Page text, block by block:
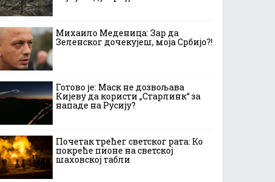
Михаило Меденица: Зар да
Зеленског дочекујеш, моја Србијо?!
Готово је: Маск не дозвољава
Кијеву да користи „Старлинк“ за
нападе на Русију?
Почетак трећег светског рата: Ко
покреће пионе на светској
шаховској табли